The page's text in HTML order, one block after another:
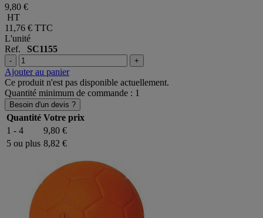
9,80 €
HT
11,76 € TTC
L'unité
Ref. SC1155
- +
Ajouter au panier
Ce produit n'est pas disponible actuellement.
Quantité minimum de commande : 1
Besoin d'un devis ?
Quantité Votre prix
1 - 4
9,80 €
5 ou plus 8,82 €